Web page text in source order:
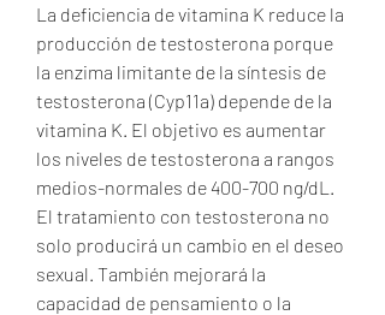
La deficiencia de vitamina K reduce la
producción de testosterona porque
la enzima limitante de la síntesis de
testosterona (Cyp11a) depende de la
vitamina K. El objetivo es aumentar
los niveles de testosterona a rangos
medios-normales de 400-700 ng/dL.
El tratamiento con testosterona no
solo producirá un cambio en el deseo
sexual. También mejorará la
capacidad de pensamiento o la